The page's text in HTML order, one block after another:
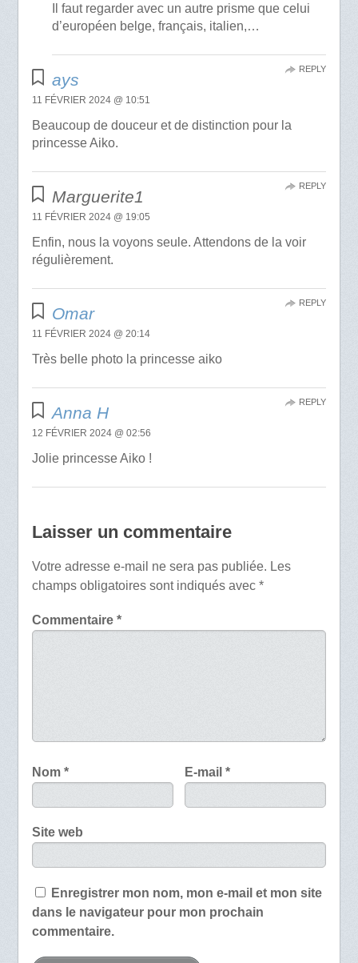
Il faut regarder avec un autre prisme que celui
d’européen belge, français, italien,…
ays
11 FÉVRIER 2024 @ 10:51
Beaucoup de douceur et de distinction pour la
princesse Aiko.
REPLY
Marguerite1
11 FÉVRIER 2024 @ 19:05
Enfin, nous la voyons seule. Attendons de la voir
régulièrement.
REPLY
Omar
11 FÉVRIER 2024 @ 20:14
Très belle photo la princesse aiko
REPLY
Anna H
12 FÉVRIER 2024 @ 02:56
Jolie princesse Aiko !
REPLY
Laisser un commentaire
Votre adresse e-mail ne sera pas publiée. Les
champs obligatoires sont indiqués avec *
Commentaire *
Nom * E-mail*
Site web
Enregistrer mon nom, mon e-mail et mon site
dans le navigateur pour mon prochain
commentaire.